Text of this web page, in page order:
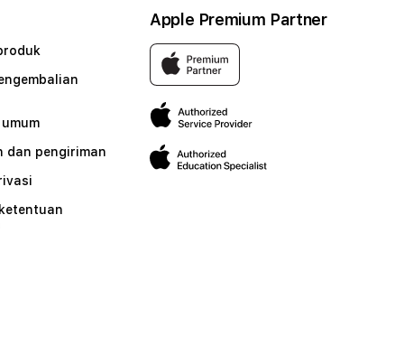
dan pengiriman
Apple Premium Partner